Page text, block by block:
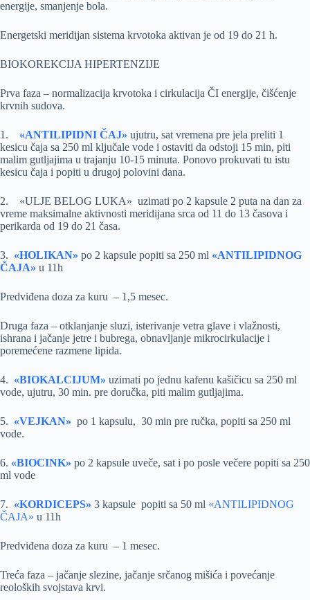
energije, smanjenje bola.
Energetski meridijan sistema krvotoka aktivan je od 19 do 21 h.
BIOKOREKCIJA HIPERTENZIJE
Prva faza – normalizacija krvotoka i cirkulacija ČI energije, čišćenje
krvnih sudova.
1. «ANTILIPIDNI ČAJ» ujutru, sat vremena pre jela preliti 1
kesicu čaja sa 250 ml ključale vode i ostaviti da odstoji 15 min, piti
malim gutljajima u trajanju 10-15 minuta. Ponovo prokuvati tu istu
kesicu čaja i popiti u drugoj polovini dana.
2. «ULJE BELOG LUKA» uzimati po 2 kapsule 2 puta na dan za
vreme maksimalne aktivnosti meridijana srca od 11 do 13 časova i
perikarda od 19 do 21 časa.
3. «HOLIKAN» po 2 kapsule popiti sa 250 ml «ANTILIPIDNOG
ČAJA» u 11h
Predviđena doza za kuru – 1,5 mesec.
Druga faza – otklanjanje sluzi, isterivanje vetra glave i vlažnosti,
ishrana i jačanje jetre i bubrega, obnavljanje mikrocirkulacije i
poremećene razmene lipida.
4. «BIOKALCIJUM» uzimati po jednu kafenu kašičicu sa 250 ml
vode, ujutru, 30 min. pre doručka, piti malim gutljajima.
5. «VEJKAN» po 1 kapsulu, 30 min pre ručka, popiti sa 250 ml
vode.
6. «BIOCINK» po 2 kapsule uveče, sat i po posle večere popiti sa 250
ml vode
7. «KORDICEPS» 3 kapsule popiti sa 50 ml «ANTILIPIDNOG
ČAJA» u 11h
Predviđena doza za kuru – 1 mesec.
Treća faza – jačanje slezine, jačanje srčanog mišića i povećanje
reoloških svojstava krvi.